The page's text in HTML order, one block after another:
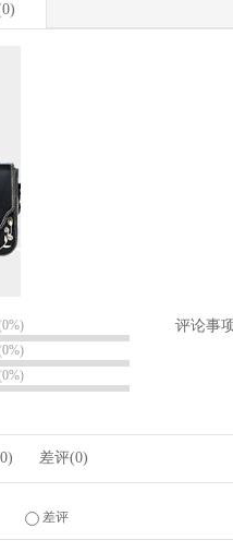
评论事
差评(0)
差评